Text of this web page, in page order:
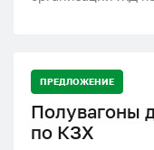
-Предоставление
-Контроль
ПРЕДЛОЖЕНИЕ
Полувагоны
по КЗХ